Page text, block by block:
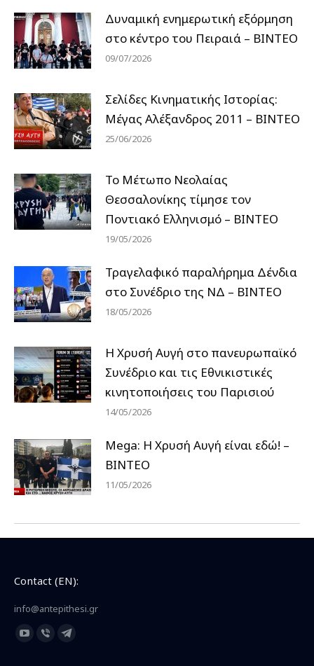
Δυναμική ενημερωτική εξόρμηση
στο κέντρο του Πειραιά – ΒΙΝΤΕΟ
09/07/2026
Σελίδες Κινηματικής Ιστορίας:
Μέγας Αλέξανδρος 2011 – ΒΙΝΤΕΟ
25/06/2026
Το Μέτωπο Νεολαίας
Θεσσαλονίκης τίμησε τον
Ποντιακό Ελληνισμό – ΒΙΝΤΕΟ
19/05/2026
Τραγελαφικό παραλήρημα Δένδια
στο Συνέδριο της ΝΔ – ΒΙΝΤΕΟ
18/05/2026
Η Χρυσή Αυγή στο πανευρωπαϊκό
Συνέδριο και τις Εθνικιστικές
κινητοποιήσεις του Παρισιού
14/05/2026
Mega: Η Χρυσή Αυγή είναι εδώ! –
ΒΙΝΤΕΟ
11/05/2026
Contact (EN):
info@antepithesi.gr
Find us on:
YouTubeViberTelegram